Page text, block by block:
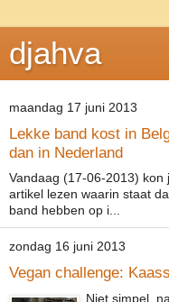
djahva
maandag 17 juni 2013
Lekke band kost in
dan in Nederland
Vandaag (17-06-2013)
artikel lezen waarin staat
band hebben op i...
zondag 16 juni 2013
Vegan challenge:
Niet simpel,